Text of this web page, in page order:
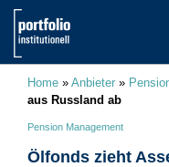
Home » Anbieter »
aus Russland ab
Pension Management
Ölfonds zieht